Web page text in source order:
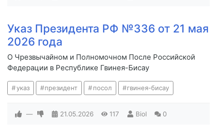
Указ Президента РФ №336 от 21 мая
2026 года
О Чрезвычайном и Полномочном После Российской
Федерации в Республике Гвинея-Бисау
указ президент посол гвинея-бисау
— 21.05.2026 117 Biol 0